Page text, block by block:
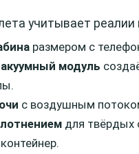
учитывает
размером с
модуль
с воздушным
для твёрдых